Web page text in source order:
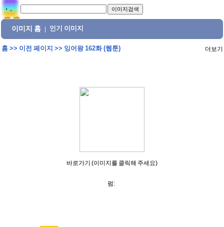
이미지 홈 인기 이미지
홈>> 이전 페이지 >> 잉어왕 162화 (웹툰) 더보기
바로가기 (이미지를 클릭해 주세요)
펌: